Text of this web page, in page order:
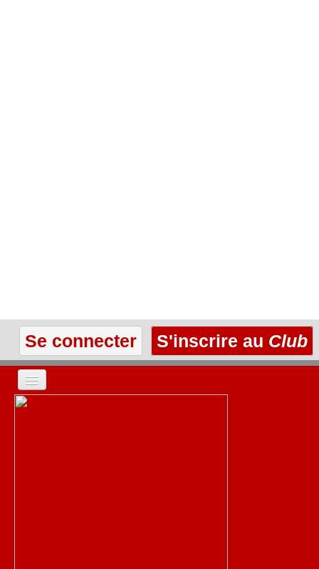
Se connecter S'inscrire au Club